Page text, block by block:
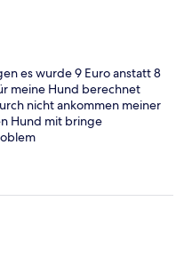
es wurde 9 Euro anstatt 8
meine Hund berechnet
nicht ankommen meiner
Hund mit bringe